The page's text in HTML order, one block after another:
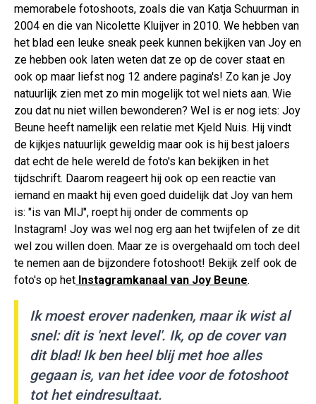
memorabele fotoshoots, zoals die van Katja Schuurman in
2004 en die van Nicolette Kluijver in 2010. We hebben van
het blad een leuke sneak peek kunnen bekijken van Joy en
ze hebben ook laten weten dat ze op de cover staat en
ook op maar liefst nog 12 andere pagina's! Zo kan je Joy
natuurlijk zien met zo min mogelijk tot wel niets aan. Wie
zou dat nu niet willen bewonderen? Wel is er nog iets: Joy
Beune heeft namelijk een relatie met Kjeld Nuis. Hij vindt
de kijkjes natuurlijk geweldig maar ook is hij best jaloers
dat echt de hele wereld de foto's kan bekijken in het
tijdschrift. Daarom reageert hij ook op een reactie van
iemand en maakt hij even goed duidelijk dat Joy van hem
is: "is van MIJ", roept hij onder de comments op
Instagram! Joy was wel nog erg aan het twijfelen of ze dit
wel zou willen doen. Maar ze is overgehaald om toch deel
te nemen aan de bijzondere fotoshoot! Bekijk zelf ook de
foto's op het Instagramkanaal van Joy Beune.
Ik moest erover nadenken, maar ik wist al
snel: dit is 'next level'. Ik, op de cover van
dit blad! Ik ben heel blij met hoe alles
gegaan is, van het idee voor de fotoshoot
tot het eindresultaat.